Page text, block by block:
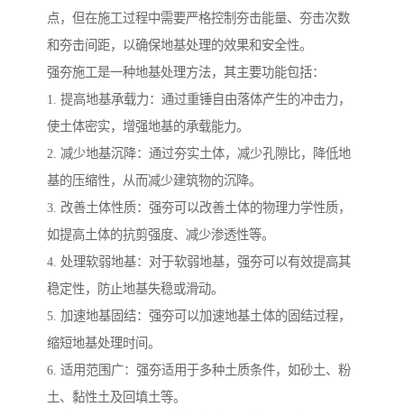
点，但在施工过程中需要严格控制夯击能量、夯击次数
和夯击间距，以确保地基处理的效果和安全性。
强夯施工是一种地基处理方法，其主要功能包括：
1. 提高地基承载力：通过重锤自由落体产生的冲击力，
使土体密实，增强地基的承载能力。
2. 减少地基沉降：通过夯实土体，减少孔隙比，降低地
基的压缩性，从而减少建筑物的沉降。
3. 改善土体性质：强夯可以改善土体的物理力学性质，
如提高土体的抗剪强度、减少渗透性等。
4. 处理软弱地基：对于软弱地基，强夯可以有效提高其
稳定性，防止地基失稳或滑动。
5. 加速地基固结：强夯可以加速地基土体的固结过程，
缩短地基处理时间。
6. 适用范围广：强夯适用于多种土质条件，如砂土、粉
土、黏性土及回填土等。